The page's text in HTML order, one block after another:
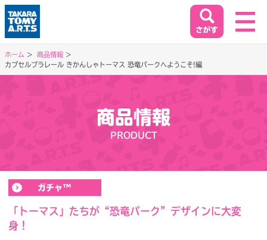
ホーム
イベント&キャンペーン
EVENT&CAMPAIGN
閉じる
ホーム
商品情報
カプセルプラレール きかんしゃトーマス 恐竜パークへようこそ!編
商品情報
PRODUCT
ガチャ™
「トーマス」たちが“恐竜パーク”デザインに大変
身！